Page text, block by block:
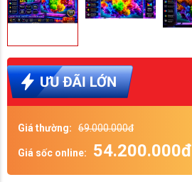
Giá thường: 69.000.000đ
Giá sốc online: 54.200.000đ